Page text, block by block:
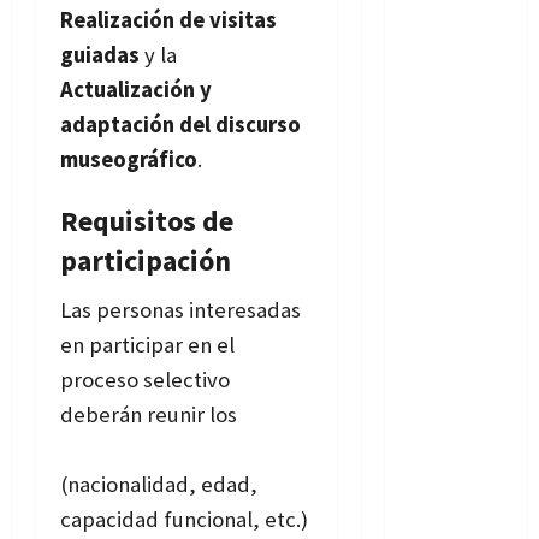
Realización de visitas
guiadas y la
Actualización y
adaptación del discurso
museográfico.
Requisitos de
participación
Las personas interesadas
en participar en el
proceso selectivo
deberán reunir los
(nacionalidad, edad,
capacidad funcional, etc.)